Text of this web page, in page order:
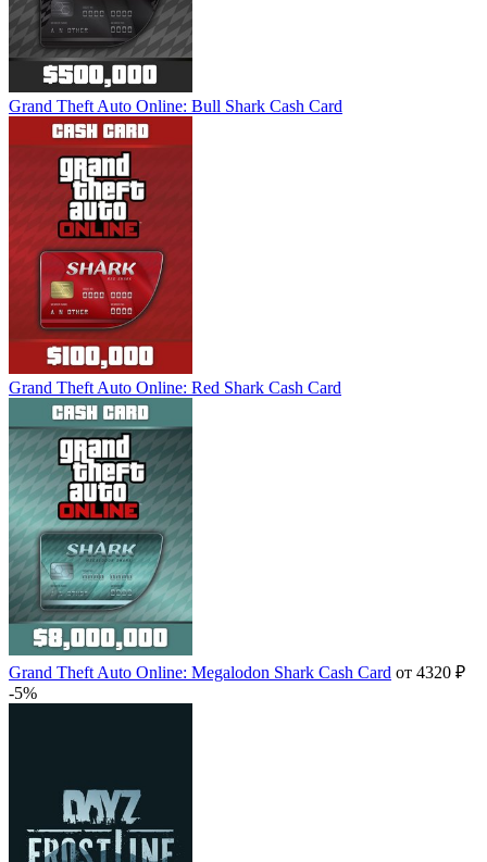
Grand Theft Auto Online: Bull Shark Cash Card
Grand Theft Auto Online: Red Shark Cash Card
Grand Theft Auto Online: Megalodon Shark Cash Card от 4320 ₽
-5%